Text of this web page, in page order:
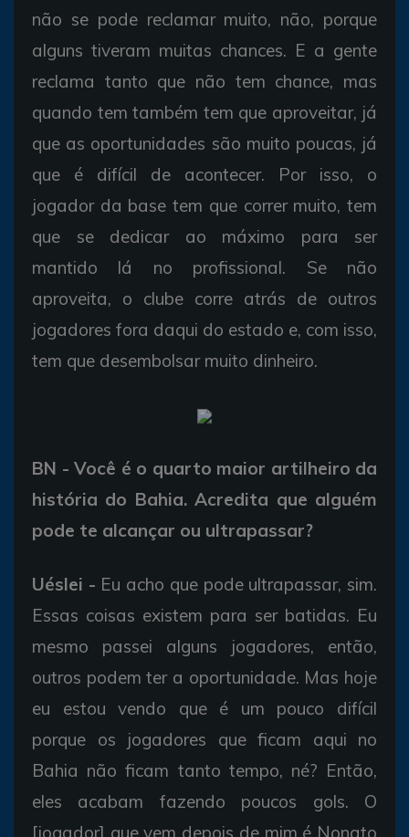
não se pode reclamar muito, não, porque
alguns tiveram muitas chances. E a gente
reclama tanto que não tem chance, mas
quando tem também tem que aproveitar, já
que as oportunidades são muito poucas, já
que é difícil de acontecer. Por isso, o
jogador da base tem que correr muito, tem
que se dedicar ao máximo para ser
mantido lá no profissional. Se não
aproveita, o clube corre atrás de outros
jogadores fora daqui do estado e, com isso,
tem que desembolsar muito dinheiro.
BN - Você é o quarto maior artilheiro da
história do Bahia. Acredita que alguém
pode te alcançar ou ultrapassar?
Uéslei - Eu acho que pode ultrapassar, sim.
Essas coisas existem para ser batidas. Eu
mesmo passei alguns jogadores, então,
outros podem ter a oportunidade. Mas hoje
eu estou vendo que é um pouco difícil
porque os jogadores que ficam aqui no
Bahia não ficam tanto tempo, né? Então,
eles acabam fazendo poucos gols. O
[jogador] que vem depois de mim é Nonato